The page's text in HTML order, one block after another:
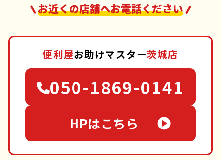
お近くの店舗へお電話ください
便利屋お助けマスター茨城店
050-1869-0141
HPはこちら